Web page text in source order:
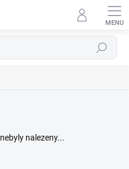
Hledat
nebyly nalezeny...